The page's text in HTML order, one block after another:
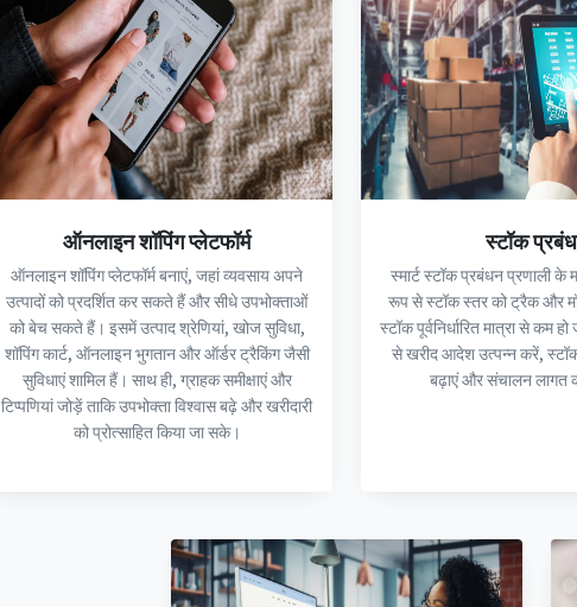
ऑनलाइन शॉपिंग प्लेटफॉर्म
ऑनलाइन शॉपिंग प्लेटफॉर्म बनाएं, जहां व्यवसाय अपने
उत्पादों को प्रदर्शित कर सकते हैं और सीधे उपभोक्ताओं
को बेच सकते हैं। इसमें उत्पाद श्रेणियां, खोज सुविधा,
शॉपिंग कार्ट, ऑनलाइन भुगतान और ऑर्डर ट्रैकिंग जैसी
सुविधाएं शामिल हैं। साथ ही, ग्राहक समीक्षाएं और
टिप्पणियां जोड़ें ताकि उपभोक्ता विश्वास बढ़े और खरीदारी
को प्रोत्साहित किया जा सके।
स्टॉक
स्मार्ट स्टॉक प्रबंधन प्रणाली के
रूप से स्टॉक स्तर को ट्रैक और
स्टॉक पूर्वनिर्धारित मात्रा से कम
से खरीद आदेश उत्पन्न करें,
बढ़ाएं और संचालन लागत